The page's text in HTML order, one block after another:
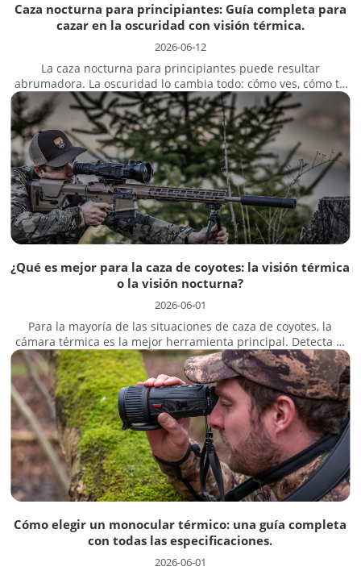
Caza nocturna para principiantes: Guía completa para
cazar en la oscuridad con visión térmica.
2026-06-12
La caza nocturna para principiantes puede resultar
abrumadora. La oscuridad lo cambia todo: cómo ves, cómo te
mueves y cómo tomas decisiones. Pero miles de cazadores se
adentran en este mundo cada año, y la mayoría desearía
haber empezado antes...
¿Qué es mejor para la caza de coyotes: la visión térmica
o la visión nocturna?
2026-06-01
Para la mayoría de las situaciones de caza de coyotes, la
cámara térmica es la mejor herramienta principal. Detecta el
calor corporal a mayores distancias, funciona en total
oscuridad sin un iluminador infrarrojo y localiza a los coyotes
más rápidamente en campos fríos, matorrales y terrenos
accidentados.
Cómo elegir un monocular térmico: una guía completa
con todas las especificaciones.
2026-06-01